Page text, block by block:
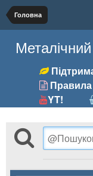
Головна
Правила
YT!